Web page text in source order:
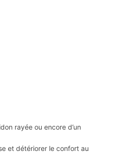
rayée ou encore d’un
et détériorer le confort au